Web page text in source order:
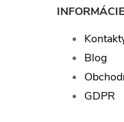
Blog
GDPR